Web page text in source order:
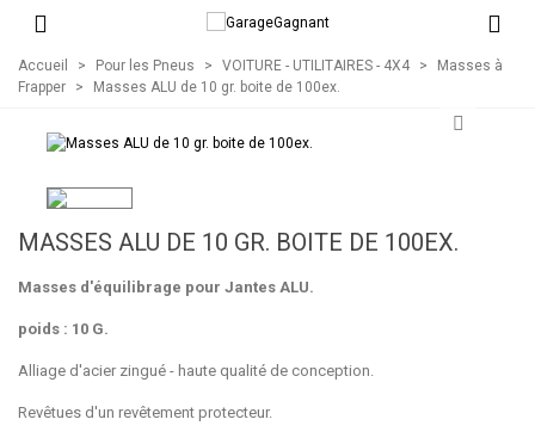
Accueil > Pour les Pneus > VOITURE - UTILITAIRES - 4X4 >
Masses à
Frapper
> Masses ALU de 10 gr. boite de 100ex.
MASSES ALU DE 10 GR. BOITE DE 100EX.
Masses d'équilibrage pour Jantes ALU.
poids : 10 G.
Alliage d'acier zingué - haute qualité de conception.
Revêtues d'un revêtement protecteur.